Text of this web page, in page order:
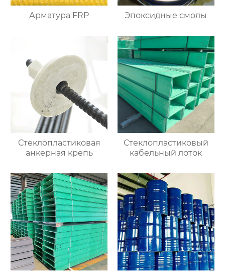
Арматура FRP Эпоксидные смолы
Стеклопластиковая
анкерная крепь
Стеклопластиковый
кабельный лоток